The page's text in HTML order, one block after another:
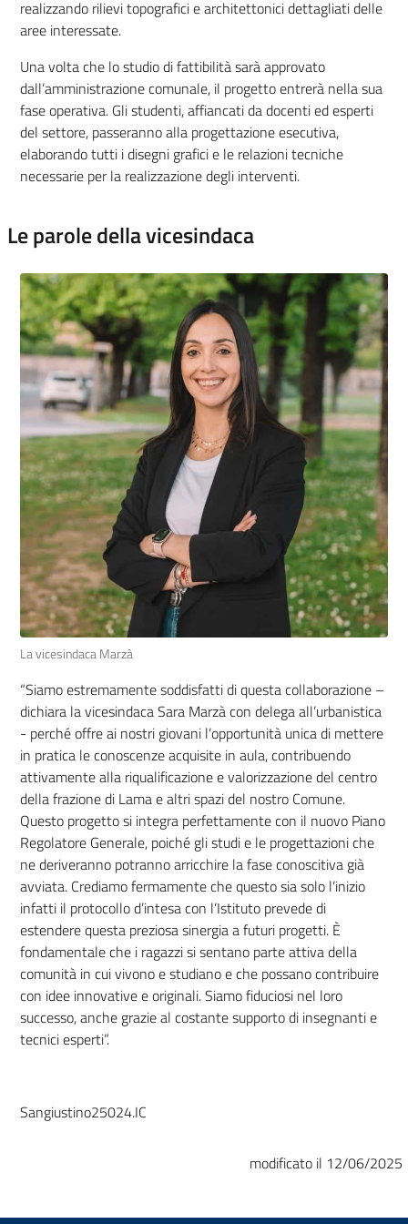
realizzando rilievi topografici e architettonici dettagliati delle
aree interessate.
Una volta che lo studio di fattibilità sarà approvato
dall’amministrazione comunale, il progetto entrerà nella sua
fase operativa. Gli studenti, affiancati da docenti ed esperti
del settore, passeranno alla progettazione esecutiva,
elaborando tutti i disegni grafici e le relazioni tecniche
necessarie per la realizzazione degli interventi.
Le parole della vicesindaca
La vicesindaca Marzà
“Siamo estremamente soddisfatti di questa collaborazione –
dichiara la vicesindaca Sara Marzà con delega all’urbanistica
- perché offre ai nostri giovani l’opportunità unica di mettere
in pratica le conoscenze acquisite in aula, contribuendo
attivamente alla riqualificazione e valorizzazione del centro
della frazione di Lama e altri spazi del nostro Comune.
Questo progetto si integra perfettamente con il nuovo Piano
Regolatore Generale, poiché gli studi e le progettazioni che
ne deriveranno potranno arricchire la fase conoscitiva già
avviata. Crediamo fermamente che questo sia solo l’inizio
infatti il protocollo d’intesa con l’Istituto prevede di
estendere questa preziosa sinergia a futuri progetti. È
fondamentale che i ragazzi si sentano parte attiva della
comunità in cui vivono e studiano e che possano contribuire
con idee innovative e originali. Siamo fiduciosi nel loro
successo, anche grazie al costante supporto di insegnanti e
tecnici esperti”.
Sangiustino25024.IC
modificato il 12/06/2025